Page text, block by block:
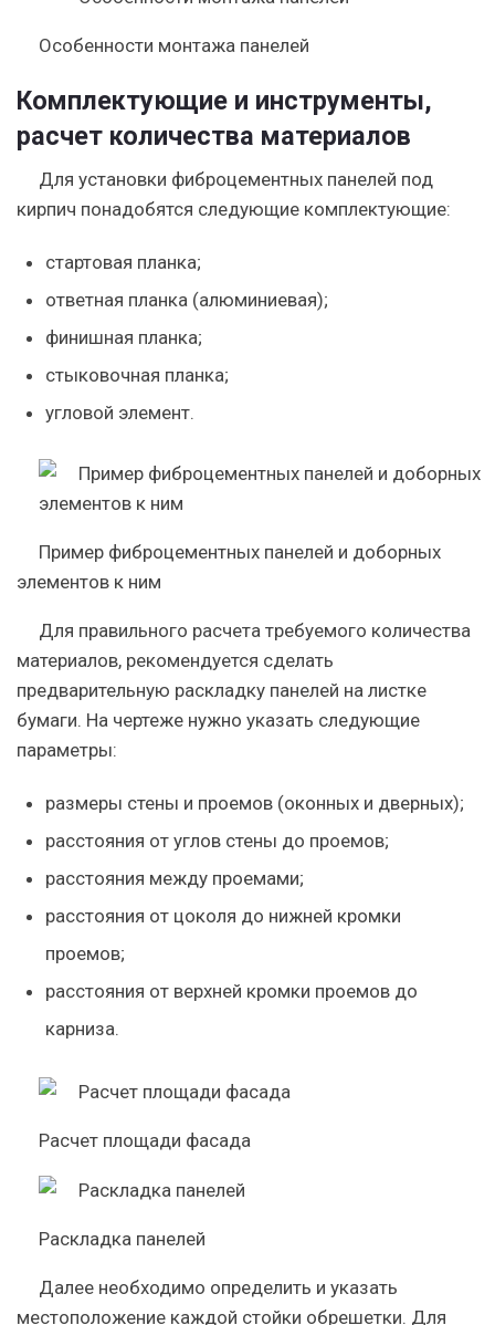
Особенности монтажа панелей
Комплектующие и инструменты,
расчет количества материалов
Для установки фиброцементных панелей под
кирпич понадобятся следующие комплектующие:
стартовая планка;
ответная планка (алюминиевая);
финишная планка;
стыковочная планка;
угловой элемент.
Пример фиброцементных панелей и доборных
элементов к ним
Для правильного расчета требуемого количества
материалов, рекомендуется сделать
предварительную раскладку панелей на листке
бумаги. На чертеже нужно указать следующие
параметры:
размеры стены и проемов (оконных и дверных);
расстояния от углов стены до проемов;
расстояния между проемами;
расстояния от цоколя до нижней кромки
проемов;
расстояния от верхней кромки проемов до
карниза.
Расчет площади фасада
Раскладка панелей
Далее необходимо определить и указать
местоположение каждой стойки обрешетки. Для